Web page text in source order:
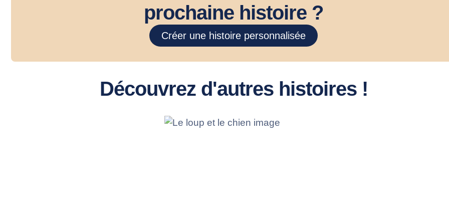
prochaine histoire ?
Créer une histoire personnalisée
Découvrez d'autres histoires !